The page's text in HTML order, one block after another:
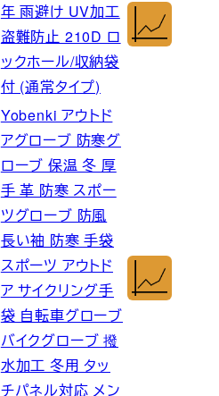
年 雨避け UV加工
盗難防止 210D ロ
ックホール/収納袋
付 (通常タイプ)
Yobenki アウトド
アグローブ 防寒グ
ローブ 保温 冬 厚
手 革 防寒 スポー
ツグローブ 防風
長い袖 防寒 手袋
スポーツ アウトド
ア サイクリング手
袋 自転車グローブ
バイクグローブ 撥
水加工 冬用 タッ
チパネル対応 メン